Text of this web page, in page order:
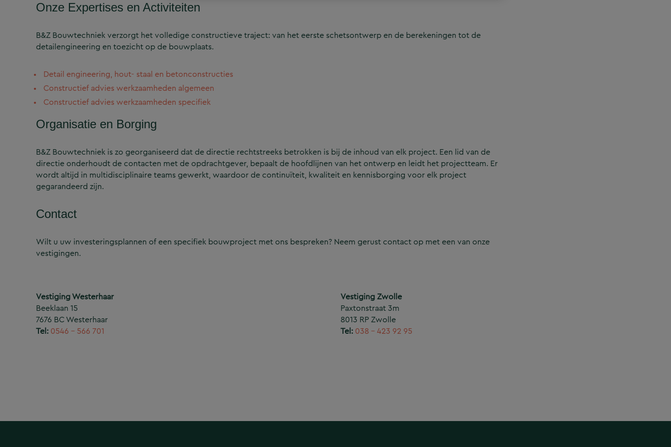
Onze Expertises en Activiteiten
B&Z Bouwtechniek verzorgt het volledige constructieve traject: van het eerste schetsontwerp en de berekeningen tot de
detailengineering en toezicht op de bouwplaats.
Detail engineering, hout- staal en betonconstructies
Constructief advies werkzaamheden algemeen
Constructief advies werkzaamheden specifiek
Organisatie en Borging
B&Z Bouwtechniek is zo georganiseerd dat de directie rechtstreeks betrokken is bij de inhoud van elk project. Een lid van de
directie onderhoudt de contacten met de opdrachtgever, bepaalt de hoofdlijnen van het ontwerp en leidt het projectteam. Er
wordt altijd in multidisciplinaire teams gewerkt, waardoor de continuïteit, kwaliteit en kennisborging voor elk project
gegarandeerd zijn.
Contact
Wilt u uw investeringsplannen of een specifiek bouwproject met ons bespreken? Neem gerust contact op met een van onze
vestigingen.
Vestiging Westerhaar
Beeklaan 15
7676 BC Westerhaar
Tel: 0546 – 566 701
Vestiging Zwolle
Paxtonstraat 3m
8013 RP Zwolle
Tel: 038 – 423 92 95